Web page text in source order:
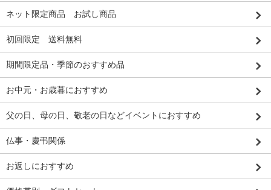
ネット限定商品 お試し商品
初回限定 送料無料
期間限定品・季節のおすすめ品
お中元・お歳暮におすすめ
父の日、母の日、敬老の日などイベントにおすすめ
仏事・慶弔関係
お返しにおすすめ